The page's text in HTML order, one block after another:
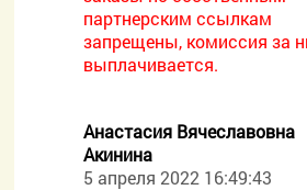
партнерским ссылкам
запрещены, комиссия за
выплачивается.
Анастасия Вячеславовна
Акинина
5 апреля 2022 16:49:43